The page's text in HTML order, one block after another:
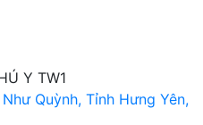
Y TW1
Quỳnh, Tỉnh Hưng Yên,